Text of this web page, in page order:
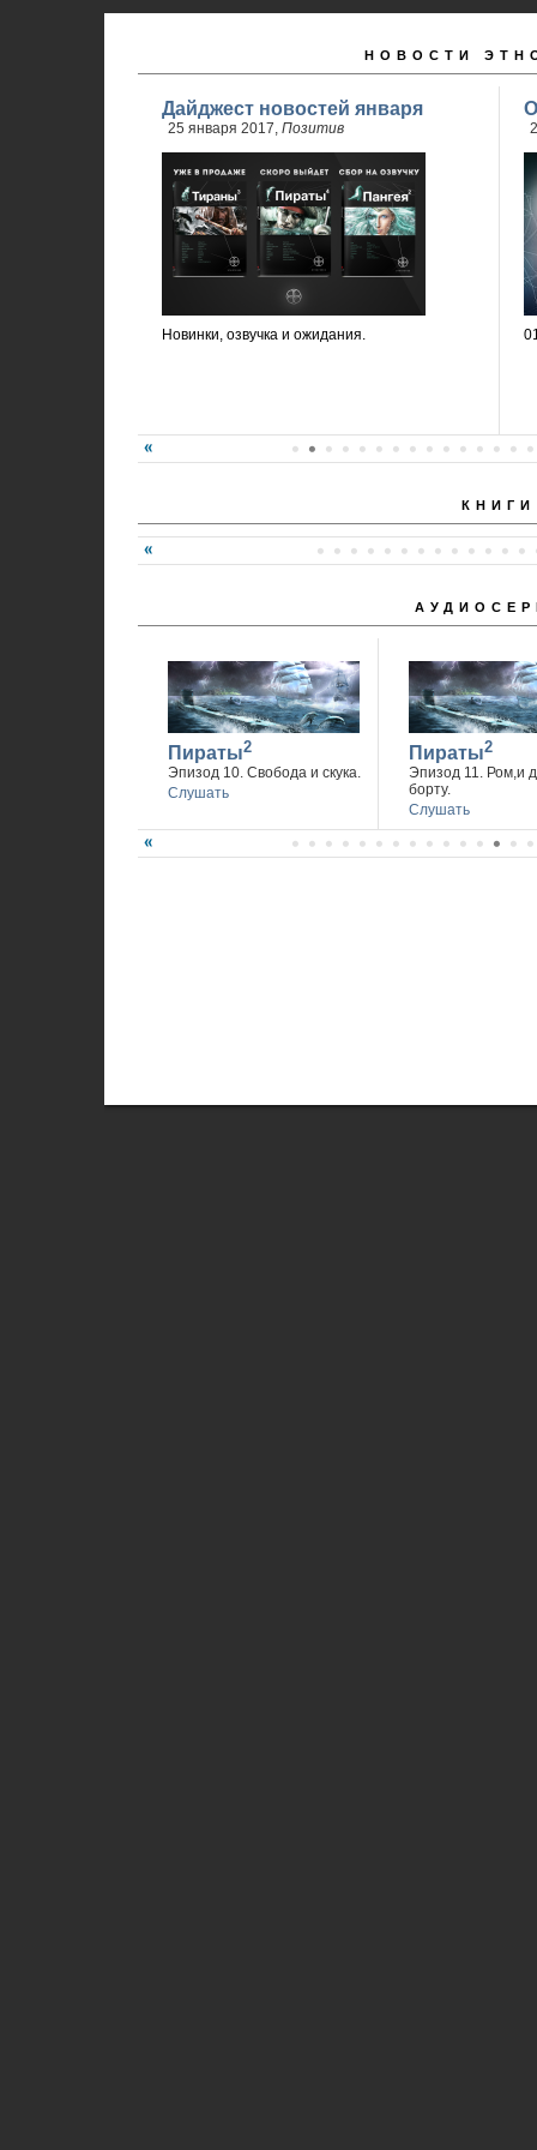
НОВОСТИ
Дайджест новостей января
25 января 2017, Позитив
Новинки, озвучка и ожидания.
КНИГИ
Пираты2
Эпизод 10. Свобода и скука.
Слушать
Пираты2
Эпизод 11. Ром,и
борту.
Слушать